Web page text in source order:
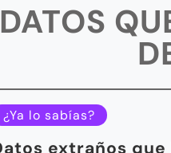
¿Ya lo sabías?
extraños